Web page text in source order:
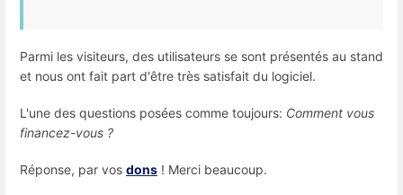
Parmi les visiteurs, des utilisateurs se sont présentés au stand
et nous ont fait part d'être très satisfait du logiciel.
L'une des questions posées comme toujours: Comment vous
financez-vous ?
Réponse, par vos dons ! Merci beaucoup.